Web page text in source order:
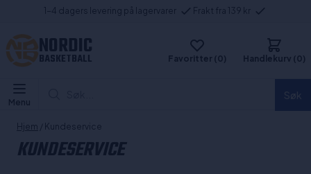
1-4 dagers levering på lagervarer Frakt fra 139 kr
NORDIC
BASKETBALL Favoritter (0) Handlekurv (0)
Menu
Hjem / Kundeservice
KUNDESERVICE